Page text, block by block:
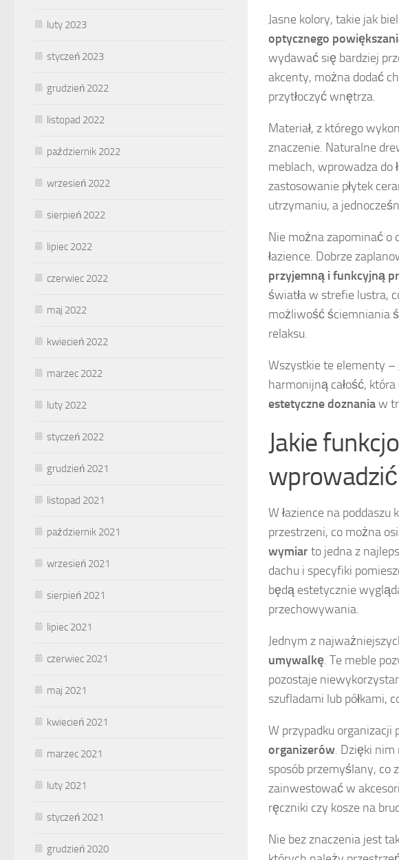
Jasne kolory, takie jak
optycznego
wydawać się bardziej
akcenty, można dodać
przytłoczyć wnętrza.
Materiał, z którego
znaczenie. Naturalne
meblach, wprowadza do
zastosowanie płytek
utrzymaniu, a
Nie można zapominać o
łazience. Dobrze
przyjemną i funkcyjną
światła w strefie lustra,
możliwość ściemniania
relaksu.
Wszystkie te elementy –
harmonijną całość,
estetyczne doznaniaw
Jakie
wprowadzić
W łazience na
przestrzeni, co można
wymiarto jedna z
dachu i specyfiki
będą estetycznie
przechowywania.
Jednym z
umywalkę. Te meble
pozostaje
szufladami lub półkami,
W przypadku
organizerów. Dzięki
sposób przemyślany, co
zainwestować w
ręczniki czy kosze na
Nie bez znaczenia jest
luty 2023
styczeń 2023
grudzień 2022
listopad 2022
październik 2022
wrzesień 2022
sierpień 2022
lipiec 2022
czerwiec 2022
maj 2022
kwiecień 2022
marzec 2022
luty 2022
styczeń 2022
grudzień 2021
listopad 2021
październik 2021
wrzesień 2021
sierpień 2021
lipiec 2021
czerwiec 2021
maj 2021
kwiecień 2021
marzec 2021
luty 2021
styczeń 2021
grudzień 2020